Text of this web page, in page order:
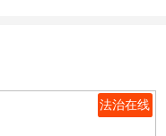
法治在线